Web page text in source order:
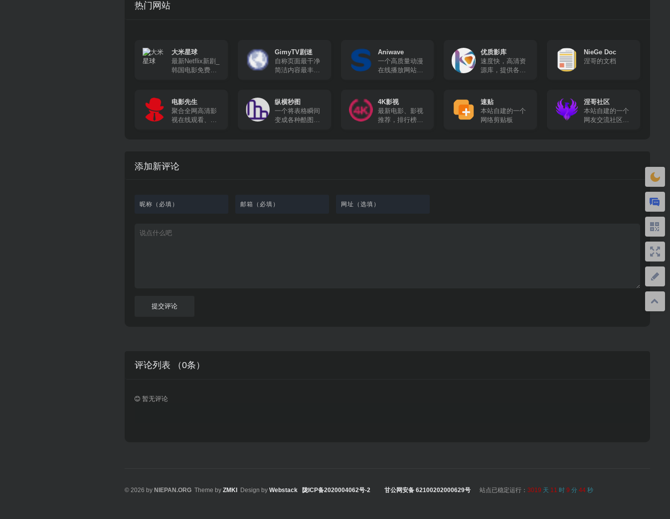
热门网站
大米星球
最新Netflix新剧_
韩国电影免费在
GimyTV剧迷
自称页面最干净
简洁内容最丰富
Aniwave
一个高质量动漫
在线播放网站，
想要学习英文的
朋友。
优质影库
速度快，高清资
源库，提供各种
NieGe Doc
涅哥的文档
电影先生
聚合全网高清影
视在线观看、下
纵横秒图
一个将表格瞬间
变成各种酷图的
4K影视
最新电影、影视
推荐，排行榜、
速贴
本站自建的一个
网络剪贴板
涅哥社区
本站自建的一个
网友交流社区，
添加新评论
提交评论
评论列表 （0条）
暂无评论
© 2026 by NIEPAN.ORG Theme by ZMKI Design by Webstack 陇ICP备2020004062号-2 甘公网安备 62100202000629号 站点已稳定运行： 3019 天 11 时 9 分 44 秒